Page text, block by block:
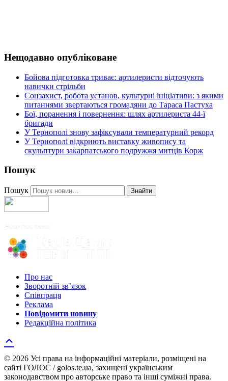
Нещодавно опубліковане
Бойова підготовка триває: артилеристи відточують
навички стрільби
Соцзахист, робота установ, культурні ініціативи: з якими
питаннями звертаються громадяни до Тараса Пастуха
Бої, поранення і повернення: шлях артилериста 44-ї
бригади
У Тернополі знову зафіксували температурний рекорд
У Тернополі відкриють виставку живопису та
скульптури закарпатського подружжя митців Корж
Пошук
Пошук Знайти
Про нас
Зворотній зв’язок
Співпраця
Реклама
Повідомити новину
Редакційна політика
© 2026 Усі права на інформаційні матеріали, розміщені на
сайті ГОЛОС / golos.te.ua, захищені українським
законодавством про авторське право та інші суміжні права.